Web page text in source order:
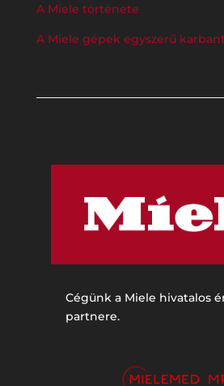
A Miele története
A Miele gépek egyszerű
Cégünk a Miele hivatalos
partnere.